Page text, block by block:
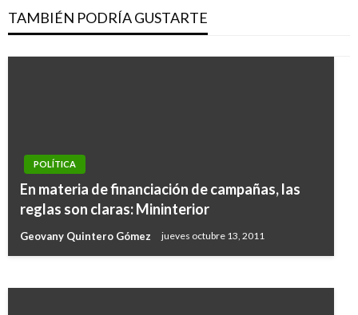
TAMBIÉN PODRÍA GUSTARTE
POLÍTICA
En materia de financiación de campañas, las
reglas son claras: Mininterior
Geovany Quintero Gómez jueves octubre 13, 2011
Cerrada etapa de acuerdos de la Consulta
Previa de la Jurisdicción Especial para la Paz
con los Delegados del Espacio Nacional de